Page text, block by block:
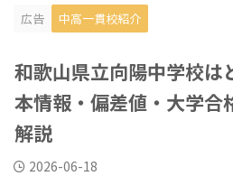
広告
中高一貫校紹介
和歌山県立向陽中学校は
本情報・偏差値・大学合
解説
2026-06-18